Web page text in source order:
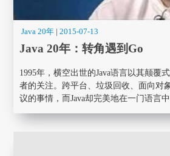
Java 20年 |2015-07-13
Java 20年：转角遇到Go
1995年，横空出世的Java语言以其颠覆
者的关注。跨平台、垃圾回收、面向对
议的事情，而Java却完美地在一门语言